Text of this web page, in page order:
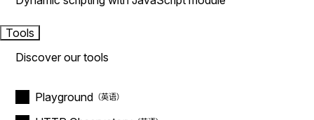
Tools
Discover our tools
Playground